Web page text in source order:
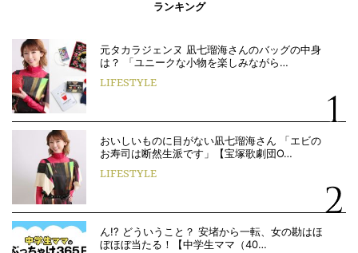
ランキング
元タカラジェンヌ 凪七瑠海さんのバッグの中身
は？ 「ユニークな小物を楽しみながら…
LIFESTYLE
おいしいものに目がない凪七瑠海さん 「エビの
お寿司は断然生派です」【宝塚歌劇団O…
LIFESTYLE
ん!? どういうこと？ 安堵から一転、女の勘はほ
ぼほぼ当たる！【中学生ママ（40…